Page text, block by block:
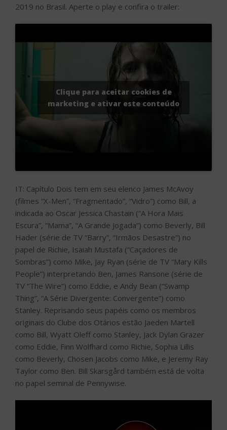
2019 no Brasil. Aperte o play e confira o trailer:
Clique para aceitar cookies de
marketing e ativar este conteúdo
IT: Capítulo Dois tem em seu elenco James McAvoy
(filmes “X-Men”, “Fragmentado”, “Vidro”) como Bill, a
indicada ao Oscar Jessica Chastain (“A Hora Mais
Escura”, “Mama”, “A Grande Jogada”) como Beverly, Bill
Hader (série de TV “Barry”, “Irmãos Desastre”) no
papel de Richie, Isaiah Mustafa (“Caçadores de
Sombras”) como Mike, Jay Ryan (série de TV “Mary Kills
People”) interpretando Ben, James Ransone (série de
TV “The Wire”) como Eddie, e Andy Bean (“Swamp
Thing”, “A Série Divergente: Convergente”) como
Stanley. Reprisando seus papéis como os membros
originais do Clube dos Otários estão Jaeden Martell
como Bill, Wyatt Oleff como Stanley, Jack Dylan Grazer
como Eddie, Finn Wolfhard como Richie, Sophia Lillis
como Beverly, Chosen Jacobs como Mike, e Jeremy Ray
Taylor como Ben. Bill Skarsgård também está de volta
no papel seminal de Pennywise.